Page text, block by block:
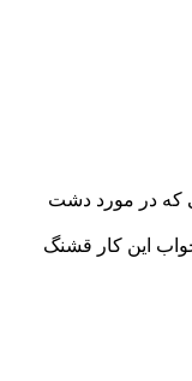
که در مورد دشت
این کار قشنگ